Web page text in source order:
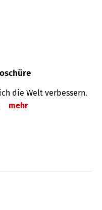
die Welt verbessern.
mehr